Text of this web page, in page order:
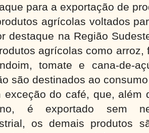
para a exportação de
agrícolas voltados
destaque na Região
agrícolas como arroz,
tomate e cana-de-
são destinados ao
exceção do café, que, além
é exportado sem
os demais produtos